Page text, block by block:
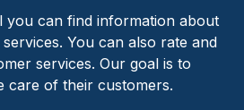
you can find information about
You can also rate and
services. Our goal is to
care of their customers.